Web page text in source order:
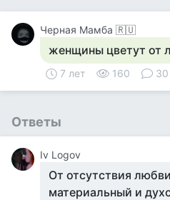
Черная Мамба 🇷🇺
женщины цветут от
7 лет 160 30
Ответы
Iv Logov
От отсутствия
материальный и